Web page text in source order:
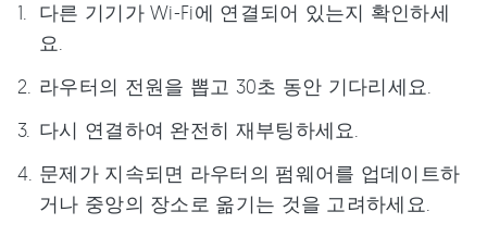
다른 기기가 Wi-Fi에 연결되어 있는지 확인하세
요.
라우터의 전원을 뽑고 30초 동안 기다리세요.
다시 연결하여 완전히 재부팅하세요.
문제가 지속되면 라우터의 펌웨어를 업데이트하
거나 중앙의 장소로 옮기는 것을 고려하세요.